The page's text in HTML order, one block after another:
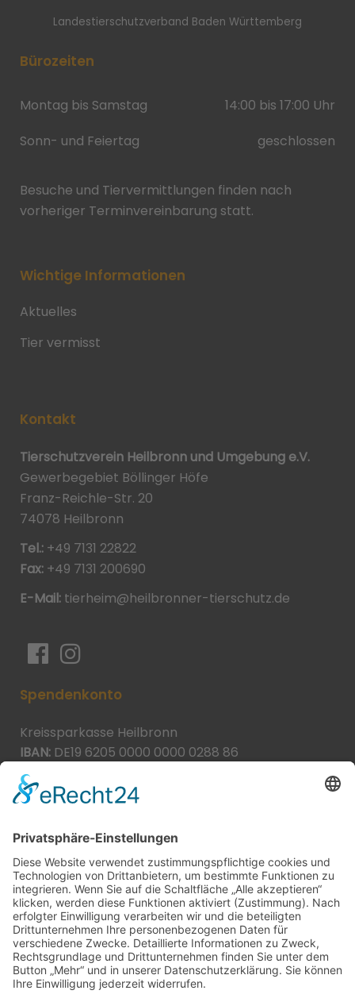
Landestierschutzverband Baden Württemberg
Bürozeiten
Montag bis Samstag
14:00 bis 17:00 Uhr
Sonn- und Feiertag
geschlossen
Besuche und Tiervermittlungen finden nach
vorheriger Terminvereinbarung statt.
Wichtige Informationen
Aktuelles
Tier vermisst
Kontakt
Tierschutzverein Heilbronn und Umgebung e.V.
Gewerbegebiet Böllinger Höfe
Franz-Reichle-Str. 20
74078 Heilbronn
Tel.: +49 7131 22822
Fax: +49 7131 200690
E-Mail: tierheim@heilbronner-tierschutz.de
Spendenkonto
Kreissparkasse Heilbronn
IBAN: DE19 6205 0000 0000 0288 86
BIC:
Spende direkt via PayPal
JETZT SPENDEN
paypal@heilbronner-tierschutz.de